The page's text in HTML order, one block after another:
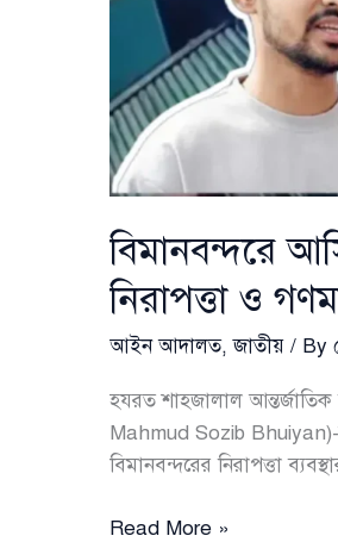
বিমানবন্দরে
নিরাপত্তা ও
আইন আদালত,জাতীয় / By
হযরত শাহজালাল
Mahmud Sozib Bhuiyan)-র
বিমানবন্দরের নিরাপত্তা
বিমানবন্দরে
Read More »